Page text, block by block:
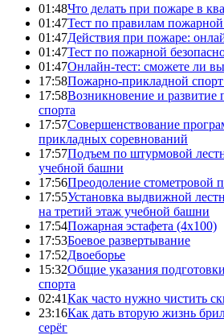
01:48Что делать при пожаре в
01:47Тест по правилам
01:47Действия при пожаре:
01:47Тест по пожарной
01:47Онлайн-тест: сможете ли
17:58Пожарно-прикладной спорт
17:58Возникновение и развитие
спорта
17:57Совершенствование
прикладных соревнований
17:57Подъем по штурмовой
учебной башни
17:56Преодоление стометровой
17:55Установка выдвижной
на третий этаж учебной башни
17:54Пожарная эстафета (4x100)
17:53Боевое развертывание
17:52Двоеборье
15:32Общие указания
спорта
02:41Как часто нужно чистить
23:16Как дать вторую жизнь
серёг